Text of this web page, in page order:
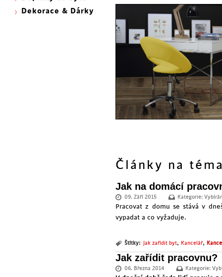
Články na
Jak na domácí
09. Září 2015 Kategorie:
Pracovat z domu se stává v
vypadat a co vyžaduje.
Štítky: Jak zařídit byt, Kancelář,
Jak zařídit pracovnu?
06. Března 2014 Kategorie:
Dekorace & Dárky